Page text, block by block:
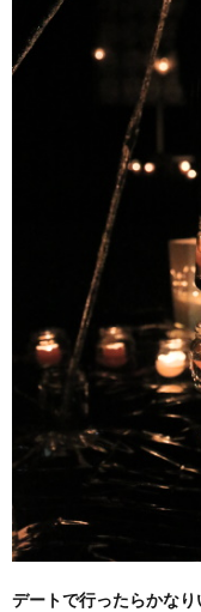
デートで行ったらかな